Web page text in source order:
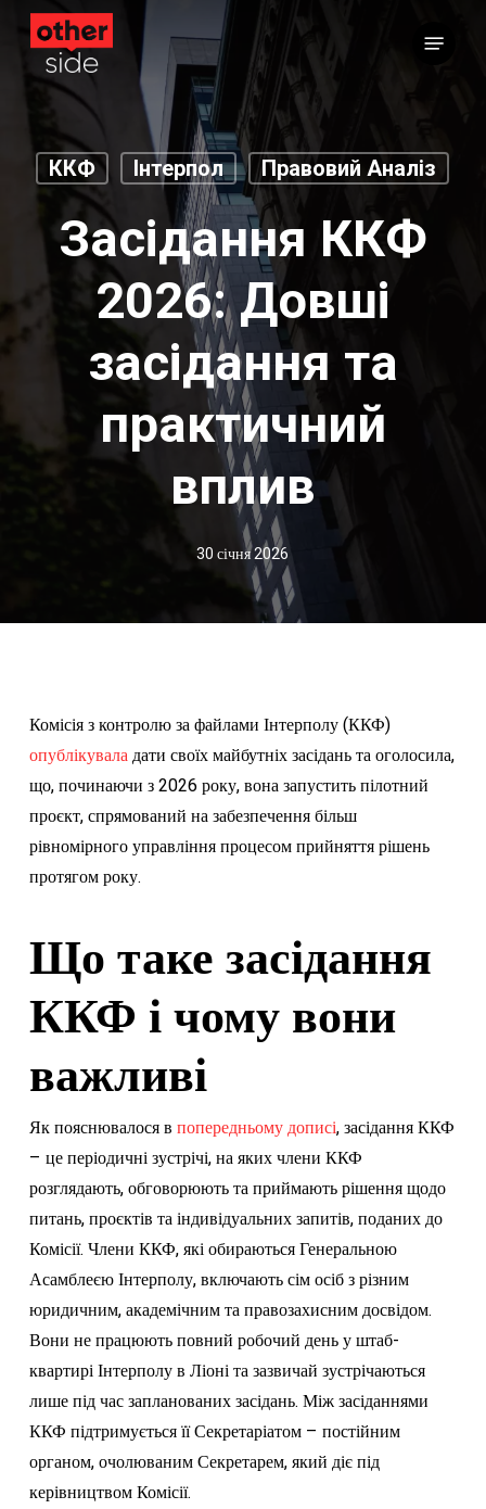
Перейти
основного
ККФ Інтерпол Правовий Аналіз
Засідання ККФ
2026: Довші
засідання та
практичний
вплив
30 січня 2026
Комісія з контролю за файлами Інтерполу (ККФ)
опублікуваладати своїх майбутніх засідань та оголосила,
що, починаючи з 2026 року, вона запустить пілотний
проєкт, спрямований на забезпечення більш
рівномірного управління процесом прийняття рішень
протягом року.
Що таке засідання
ККФ і чому вони
важливі
Як пояснювалося в попередньому дописі, засідання ККФ
– це періодичні зустрічі, на яких члени ККФ
розглядають, обговорюють та приймають рішення щодо
питань, проєктів та індивідуальних запитів, поданих до
Комісії. Члени ККФ, які обираються Генеральною
Асамблеєю Інтерполу, включають сім осіб з різним
юридичним, академічним та правозахисним досвідом.
Вони не працюють повний робочий день у штаб-
квартирі Інтерполу в Ліоні та зазвичай зустрічаються
лише під час запланованих засідань. Між засіданнями
ККФ підтримується її Секретаріатом – постійним
органом, очолюваним Секретарем, який діє під
керівництвом Комісії.